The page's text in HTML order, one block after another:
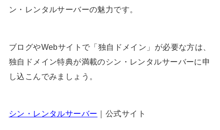
ン・レンタルサーバーの魅力です。
ブログやWebサイトで「独自ドメイン」が必要な方は、
独自ドメイン特典が満載のシン・レンタルサーバーに申
し込こんでみましょう。
シン・レンタルサーバー ｜公式サイト